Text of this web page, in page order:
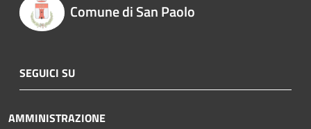
Comune di San Paolo
SEGUICI SU
AMMINISTRAZIONE